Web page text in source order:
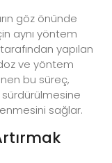
göz önünde
aynı yöntem
yapılan
ve yöntem
bu süreç,
sürdürülmesine
sağlar.